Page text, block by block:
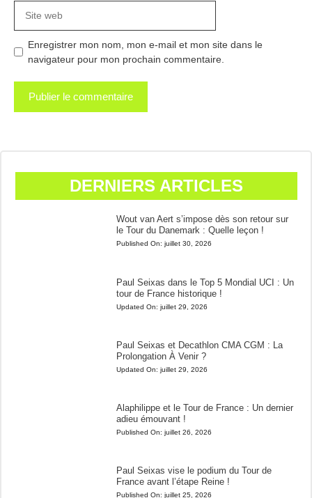
web
Enregistrer mon nom, mon e-mail et mon site dans le
navigateur pour mon prochain commentaire.
DERNIERS ARTICLES
Wout van Aert s’impose dès son retour sur
le Tour du Danemark : Quelle leçon !
Published On: juillet 30, 2026
Paul Seixas dans le Top 5 Mondial UCI : Un
tour de France historique !
Updated On: juillet 29, 2026
Paul Seixas et Decathlon CMA CGM : La
Prolongation À Venir ?
Updated On: juillet 29, 2026
Alaphilippe et le Tour de France : Un dernier
adieu émouvant !
Published On: juillet 26, 2026
Paul Seixas vise le podium du Tour de
France avant l’étape Reine !
Published On: juillet 25, 2026